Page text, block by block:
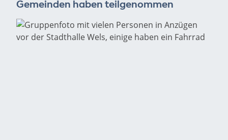
Gemeinden haben teilgenommen